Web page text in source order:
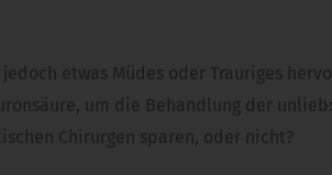
etwas Müdes oder Trauriges
um die Behandlung der
Chirurgen sparen, oder nicht?